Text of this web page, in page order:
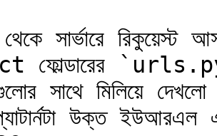
সার্ভারে
ফোল্ডারের
সাথে মিলিয়ে
উক্ত